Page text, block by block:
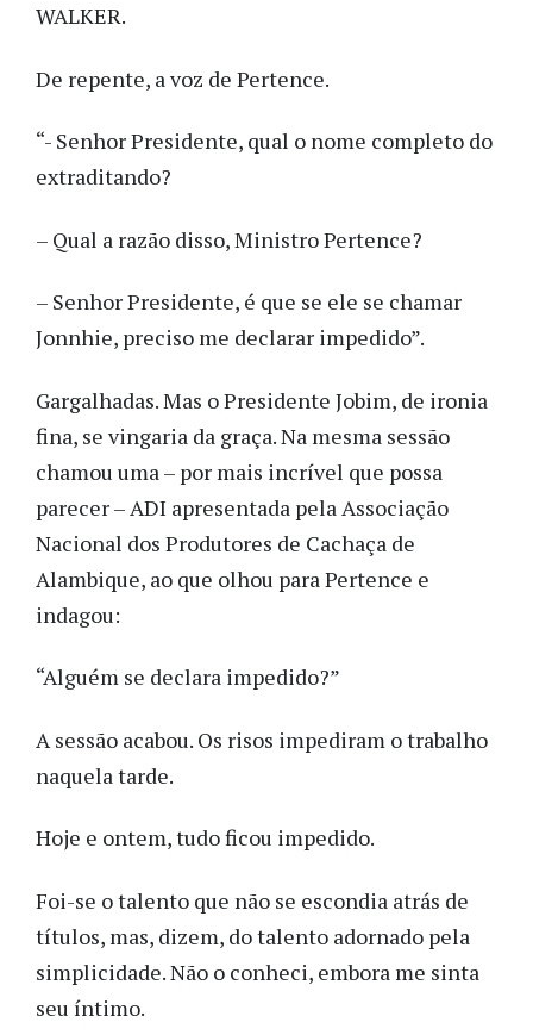
WALKER.
De repente, a voz de Pertence.
“- Senhor Presidente, qual o nome completo do
extraditando?
– Qual a razão disso, Ministro Pertence?
– Senhor Presidente, é que se ele se chamar
Jonnhie, preciso me declarar impedido”.
Gargalhadas. Mas o Presidente Jobim, de ironia
fina, se vingaria da graça. Na mesma sessão
chamou uma – por mais incrível que possa
parecer – ADI apresentada pela Associação
Nacional dos Produtores de Cachaça de
Alambique, ao que olhou para Pertence e
indagou:
“Alguém se declara impedido?”
A sessão acabou. Os risos impediram o trabalho
naquela tarde.
Hoje e ontem, tudo ficou impedido.
Foi-se o talento que não se escondia atrás de
títulos, mas, dizem, do talento adornado pela
simplicidade. Não o conheci, embora me sinta
seu íntimo.